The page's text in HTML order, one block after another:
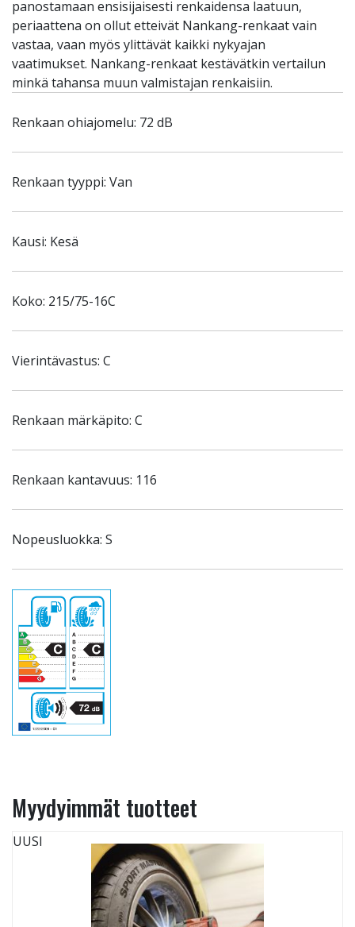
panostamaan ensisijaisesti renkaidensa laatuun,
periaattena on ollut etteivät Nankang-renkaat vain
vastaa, vaan myös ylittävät kaikki nykyajan
vaatimukset. Nankang-renkaat kestävätkin vertailun
minkä tahansa muun valmistajan renkaisiin.
Renkaan ohiajomelu: 72 dB
Renkaan tyyppi: Van
Kausi: Kesä
Koko: 215/75-16C
Vierintävastus: C
Renkaan märkäpito: C
Renkaan kantavuus: 116
Nopeusluokka: S
Myydyimmät tuotteet
UUSI